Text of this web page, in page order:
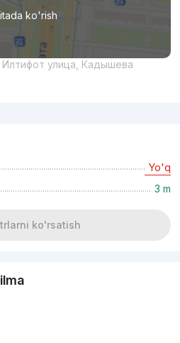
ko'rish
Илтифот улица, Кадышева
Yo'q
3 m
ko'rsatish